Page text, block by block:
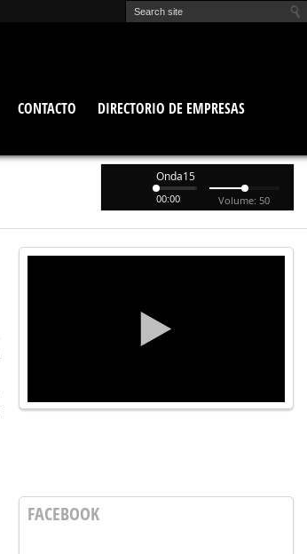
CONTACTO
DIRECTORIO DE EMPRESAS
Onda15
00:00 Volume: 50
FACEBOOK